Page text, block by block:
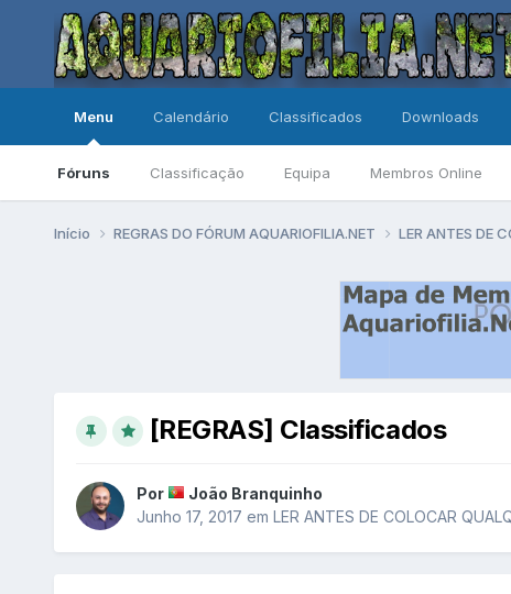
Menu
Fóruns Classificação Equipa Membros Online
Calendário Classificados Downloads
Início REGRAS DO FÓRUM AQUARIOFILIA.NET LER ANTES DE
[REGRAS] Classificados
Por
João Branquinho
Junho 17, 2017 em LER ANTES DE COLOCAR